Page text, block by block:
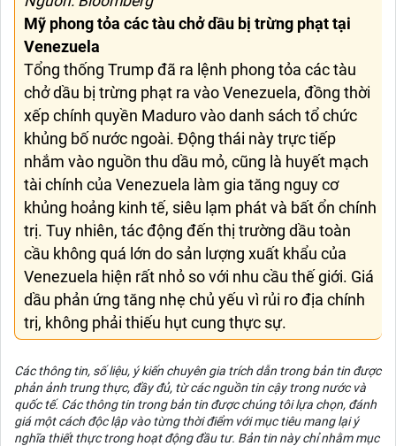
Mỹ phong tỏa các tàu chở dầu bị trừng phạt tại
Venezuela
Tổng thống Trump đã ra lệnh phong tỏa các tàu
chở dầu bị trừng phạt ra vào Venezuela, đồng thời
xếp chính quyền Maduro vào danh sách tổ chức
khủng bố nước ngoài. Động thái này trực tiếp
nhắm vào nguồn thu dầu mỏ, cũng là huyết mạch
tài chính của Venezuela làm gia tăng nguy cơ
khủng hoảng kinh tế, siêu lạm phát và bất ổn chính
trị. Tuy nhiên, tác động đến thị trường dầu toàn
cầu không quá lớn do sản lượng xuất khẩu của
Venezuela hiện rất nhỏ so với nhu cầu thế giới. Giá
dầu phản ứng tăng nhẹ chủ yếu vì rủi ro địa chính
trị, không phải thiếu hụt cung thực sự.
Các thông tin, số liệu, ý kiến chuyên gia trích dẫn trong bản tin được
phản ảnh trung thực, đầy đủ, từ các nguồn tin cậy trong nước và
quốc tế. Các thông tin trong bản tin được chúng tôi lựa chọn, đánh
giá một cách độc lập vào từng thời điểm với mục tiêu mang lại ý
nghĩa thiết thực trong hoạt động đầu tư. Bản tin này chỉ nhằm mục